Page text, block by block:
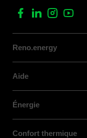
Reno.energy
Aide
Énergie
Confort thermique